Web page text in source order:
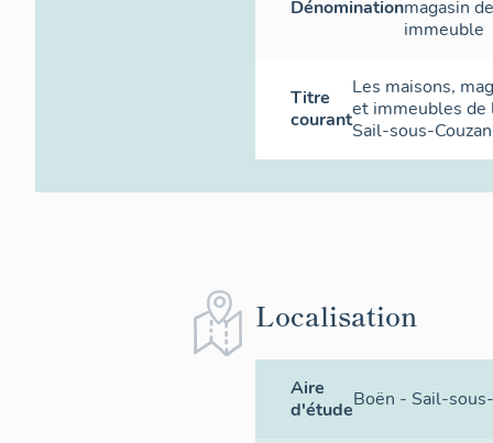
Dénominationmagasin
immeuble
Titre
courant
Les maisons,
et immeubles de
Sail-sous-Couzan
Localisation
Aire
d'étudeBoën - Sail-